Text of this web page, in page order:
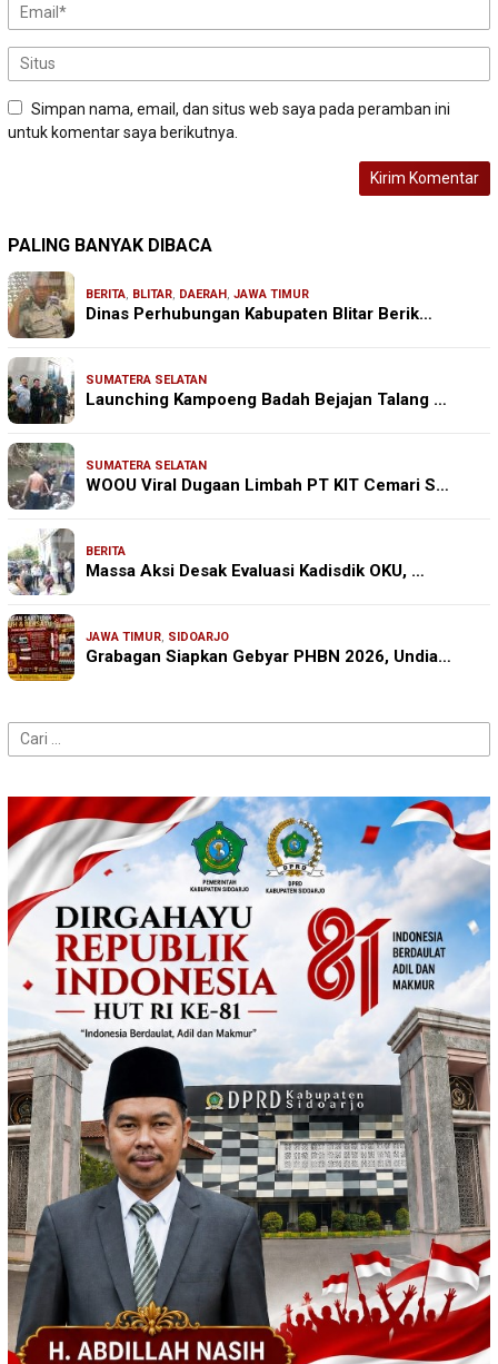
Simpan nama, email, dan situs web saya pada peramban ini
untuk komentar saya berikutnya.
PALING BANYAK DIBACA
BERITA, BLITAR, DAERAH, JAWA TIMUR
Dinas Perhubungan Kabupaten Blitar Berik…
SUMATERA SELATAN
Launching Kampoeng Badah Bejajan Talang …
SUMATERA SELATAN
WOOU Viral Dugaan Limbah PT KIT Cemari S…
BERITA
Massa Aksi Desak Evaluasi Kadisdik OKU, …
JAWA TIMUR, SIDOARJO
Grabagan Siapkan Gebyar PHBN 2026, Undia…
Cari
untuk: